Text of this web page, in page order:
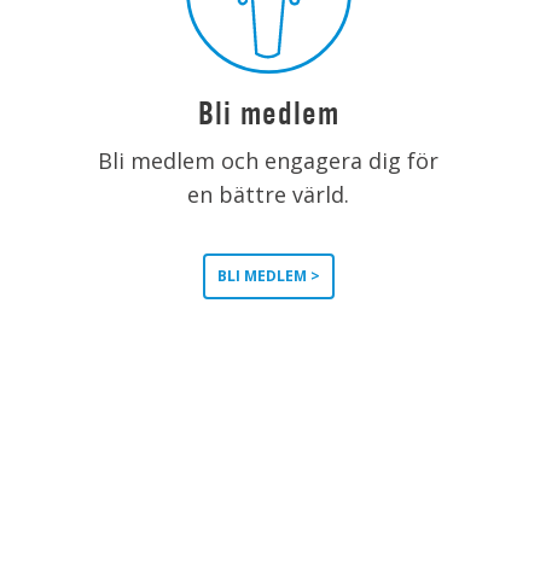
Bli medlem
Bli medlem och engagera dig för
en bättre värld.
BLI MEDLEM >